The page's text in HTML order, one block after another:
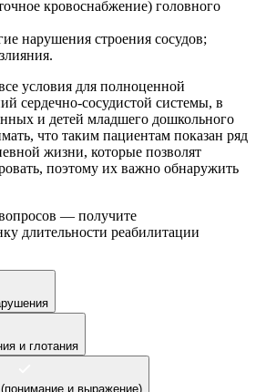
кровоснабжение) головного
нарушения строения сосудов;
условия для полноценной
сердечно-сосудистой системы, в
и детей младшего дошкольного
что таким пациентам показан ряд
жизни, которые позволят
поэтому их важно обнаружить
— получите
длительности реабилитации